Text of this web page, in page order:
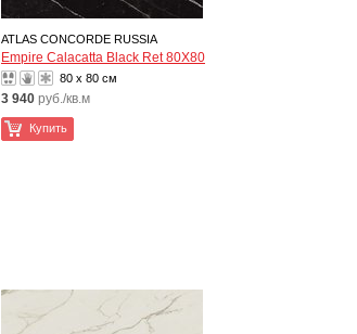
ATLAS CONCORDE RUSSIA
Empire Calacatta Black Ret 80X80
80 x 80 см
3 940 руб./кв.м
Купить